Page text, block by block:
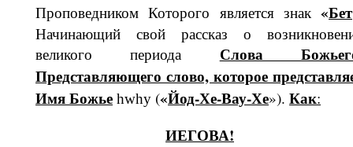
Проповедником Которого является знак «Бет
Начинающий свой рассказ о
великого периода Сло­ва
Представляющего сло­во, которое
Имя Бо­жье hwhy («Йод-Хе-Вау-Хе»). Как:
ИЕГОВА!